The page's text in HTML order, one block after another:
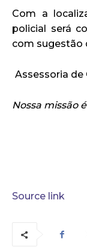
Com a
policial será
com sugestão
Assessoria de
Nossa missão
Source link